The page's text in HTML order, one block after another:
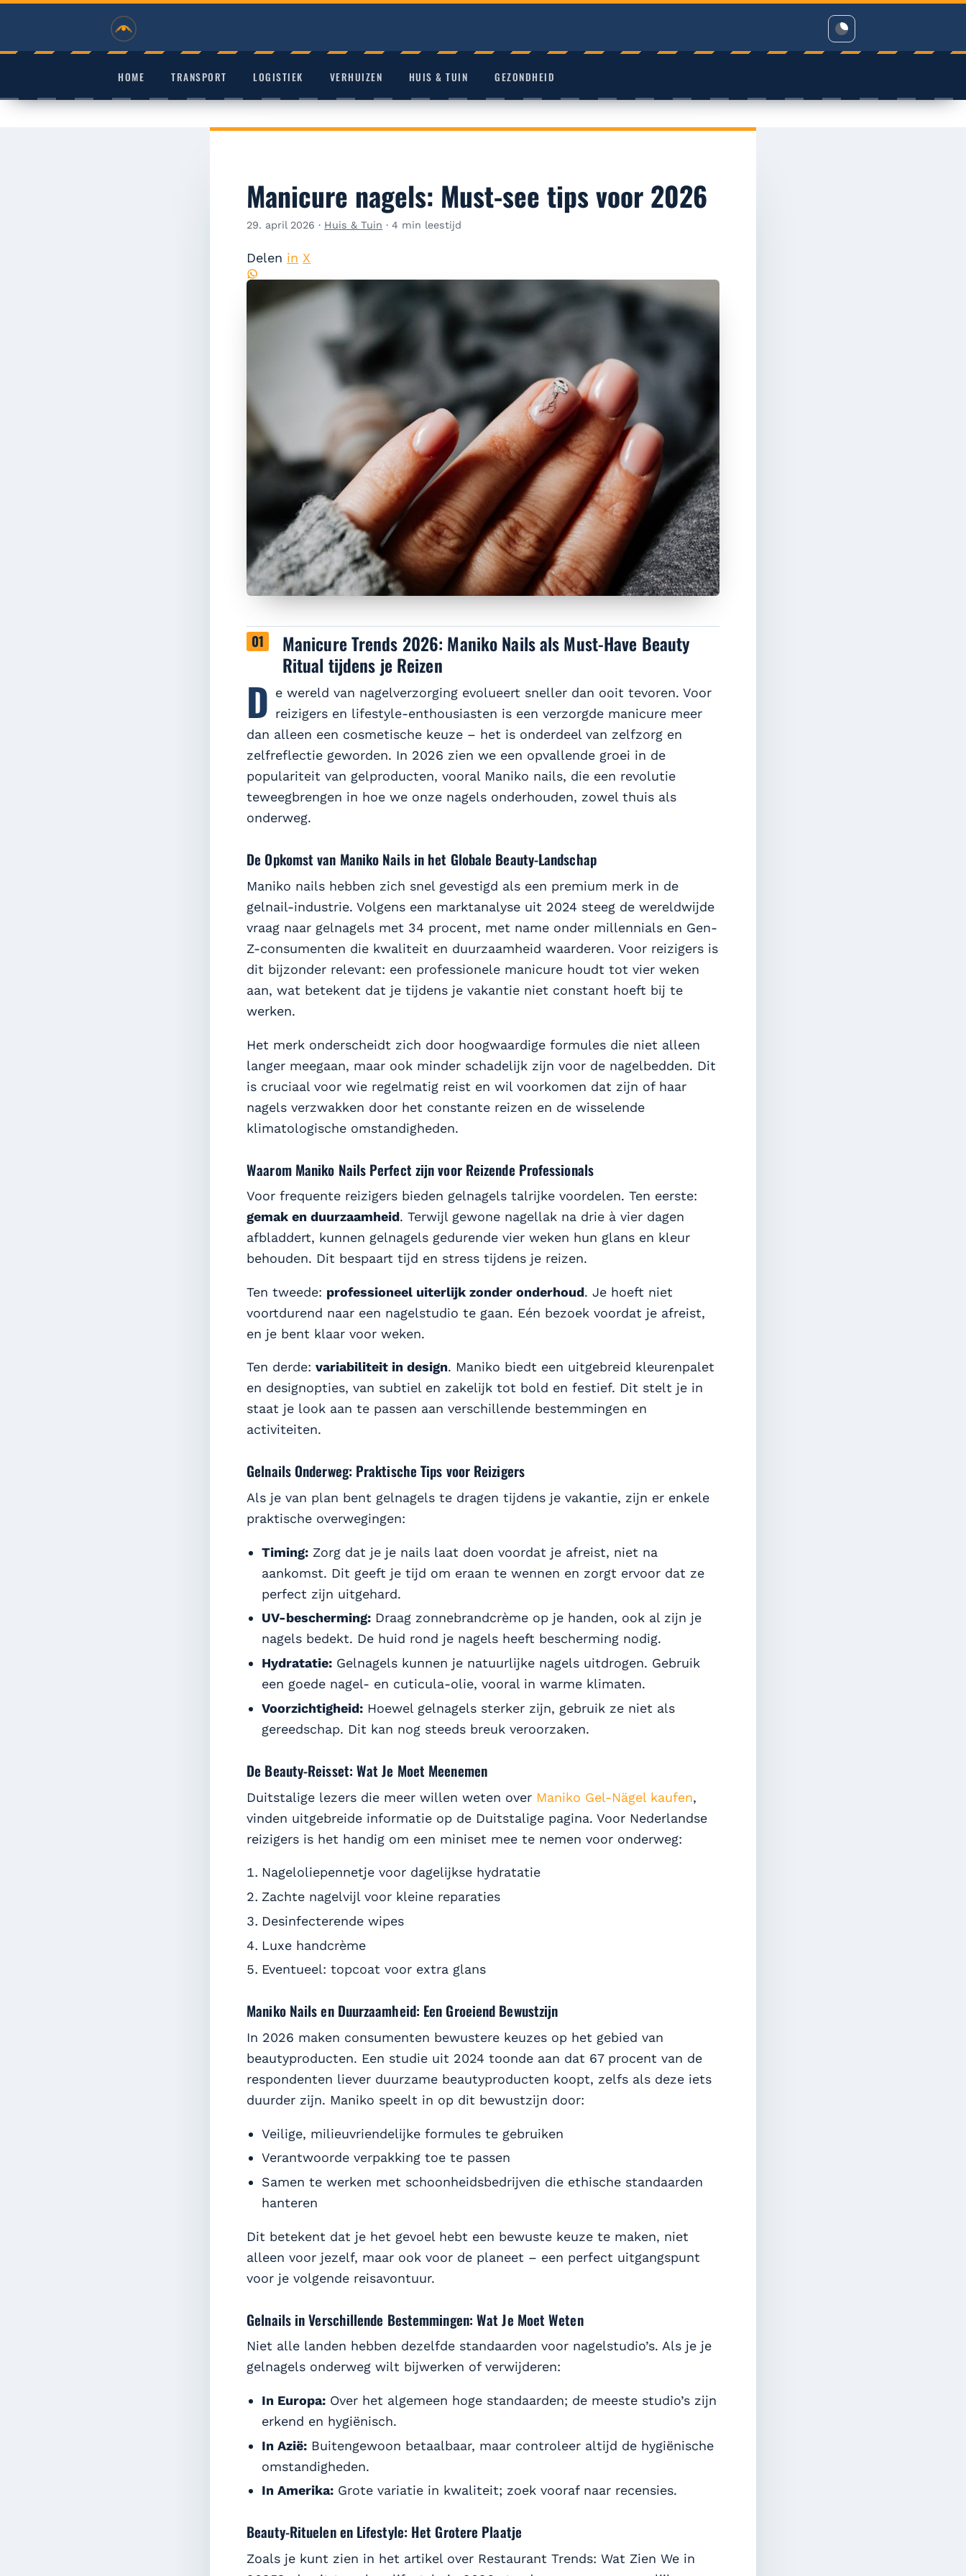
HOME TRANSPORT LOGISTIEK VERHUIZEN HUIS & TUIN GEZONDHEID
Manicure nagels: Must-see tips voor 2026
29. april 2026 · Huis & Tuin ·4 min leestijd
Delen in X
Manicure Trends 2026: Maniko Nails als Must-Have Beauty
Ritual tijdens je Reizen
D e wereld van nagelverzorging evolueert sneller dan ooit tevoren. Voor
reizigers en lifestyle-enthousiasten is een verzorgde manicure meer
dan alleen een cosmetische keuze – het is onderdeel van zelfzorg en
zelfreflectie geworden. In 2026 zien we een opvallende groei in de
populariteit van gelproducten, vooral Maniko nails, die een revolutie
teweegbrengen in hoe we onze nagels onderhouden, zowel thuis als
onderweg.
De Opkomst van Maniko Nails in het Globale Beauty-Landschap
Maniko nails hebben zich snel gevestigd als een premium merk in de
gelnail-industrie. Volgens een marktanalyse uit 2024 steeg de wereldwijde
vraag naar gelnagels met 34 procent, met name onder millennials en Gen-
Z-consumenten die kwaliteit en duurzaamheid waarderen. Voor reizigers is
dit bijzonder relevant: een professionele manicure houdt tot vier weken
aan, wat betekent dat je tijdens je vakantie niet constant hoeft bij te
werken.
Het merk onderscheidt zich door hoogwaardige formules die niet alleen
langer meegaan, maar ook minder schadelijk zijn voor de nagelbedden. Dit
is cruciaal voor wie regelmatig reist en wil voorkomen dat zijn of haar
nagels verzwakken door het constante reizen en de wisselende
klimatologische omstandigheden.
Waarom Maniko Nails Perfect zijn voor Reizende Professionals
Voor frequente reizigers bieden gelnagels talrijke voordelen. Ten eerste:
gemak en duurzaamheid. Terwijl gewone nagellak na drie à vier dagen
afbladdert, kunnen gelnagels gedurende vier weken hun glans en kleur
behouden. Dit bespaart tijd en stress tijdens je reizen.
Ten tweede: professioneel uiterlijk zonder onderhoud. Je hoeft niet
voortdurend naar een nagelstudio te gaan. Eén bezoek voordat je afreist,
en je bent klaar voor weken.
Ten derde:variabiliteit in design. Maniko biedt een uitgebreid kleurenpalet
en designopties, van subtiel en zakelijk tot bold en festief. Dit stelt je in
staat je look aan te passen aan verschillende bestemmingen en
activiteiten.
Gelnails Onderweg: Praktische Tips voor Reizigers
Als je van plan bent gelnagels te dragen tijdens je vakantie, zijn er enkele
praktische overwegingen:
Timing:Zorg dat je je nails laat doen voordat je afreist, niet na
aankomst. Dit geeft je tijd om eraan te wennen en zorgt ervoor dat ze
perfect zijn uitgehard.
UV-bescherming:Draag zonnebrandcrème op je handen, ook al zijn je
nagels bedekt. De huid rond je nagels heeft bescherming nodig.
Hydratatie:Gelnagels kunnen je natuurlijke nagels uitdrogen. Gebruik
een goede nagel- en cuticula-olie, vooral in warme klimaten.
Voorzichtigheid:Hoewel gelnagels sterker zijn, gebruik ze niet als
gereedschap. Dit kan nog steeds breuk veroorzaken.
De Beauty-Reisset: Wat Je Moet Meenemen
Duitstalige lezers die meer willen weten over Maniko Gel-Nägel kaufen,
vinden uitgebreide informatie op de Duitstalige pagina. Voor Nederlandse
reizigers is het handig om een miniset mee te nemen voor onderweg:
Nageloliepennetje voor dagelijkse hydratatie
Zachte nagelvijl voor kleine reparaties
Desinfecterende wipes
Luxe handcrème
Eventueel: topcoat voor extra glans
Maniko Nails en Duurzaamheid: Een Groeiend Bewustzijn
In 2026 maken consumenten bewustere keuzes op het gebied van
beautyproducten. Een studie uit 2024 toonde aan dat 67 procent van de
respondenten liever duurzame beautyproducten koopt, zelfs als deze iets
duurder zijn. Maniko speelt in op dit bewustzijn door:
Veilige, milieuvriendelijke formules te gebruiken
Verantwoorde verpakking toe te passen
Samen te werken met schoonheidsbedrijven die ethische standaarden
hanteren
Dit betekent dat je het gevoel hebt een bewuste keuze te maken, niet
alleen voor jezelf, maar ook voor de planeet – een perfect uitgangspunt
voor je volgende reisavontuur.
Gelnails in Verschillende Bestemmingen: Wat Je Moet Weten
Niet alle landen hebben dezelfde standaarden voor nagelstudio’s. Als je je
gelnagels onderweg wilt bijwerken of verwijderen:
In Europa:Over het algemeen hoge standaarden; de meeste studio’s zijn
erkend en hygiënisch.
In Azië:Buitengewoon betaalbaar, maar controleer altijd de hygiënische
omstandigheden.
In Amerika:Grote variatie in kwaliteit; zoek vooraf naar recensies.
Beauty-Rituelen en Lifestyle: Het Grotere Plaatje
Zoals je kunt zien in het artikel over Restaurant Trends: Wat Zien We in